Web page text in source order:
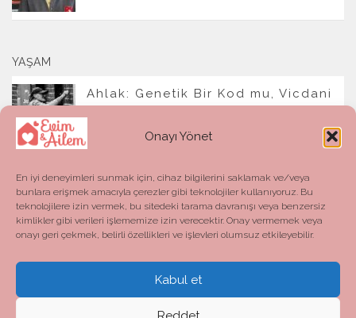
Onayı Yönet
En iyi deneyimleri sunmak için, cihaz bilgilerini saklamak ve/veya
bunlara erişmek amacıyla çerezler gibi teknolojiler kullanıyoruz. Bu
teknolojilere izin vermek, bu sitedeki tarama davranışı veya benzersiz
kimlikler gibi verileri işlememize izin verecektir. Onay vermemek veya
onayı geri çekmek, belirli özellikleri ve işlevleri olumsuz etkileyebilir.
Kabul et
YAŞAM
Ahlak: Genetik Bir Kod mu, Vicdani
Bir Refleks mi?
Evim ve Ailem © 2026. All Rights Reserved.